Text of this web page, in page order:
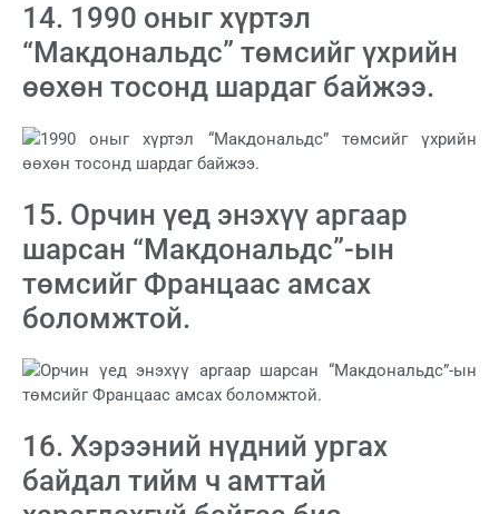
14. 1990 оныг хүртэл
“Макдональдс” төмсийг үхрийн
өөхөн тосонд шардаг байжээ.
15. Орчин үед энэхүү аргаар
шарсан “Макдональдс”-ын
төмсийг Францаас амсах
боломжтой.
16. Хэрээний нүдний ургах
байдал тийм ч амттай